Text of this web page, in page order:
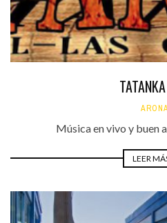
Música en vivo y buen
LEER MÁS